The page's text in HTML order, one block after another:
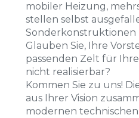
mobiler Heizung,
stellen selbst
Sonderkonstruktionen
Glauben Sie, Ihre
passenden Zelt für
nicht realisierbar?
Kommen Sie zu uns!
aus Ihrer Vision
modernen technischen